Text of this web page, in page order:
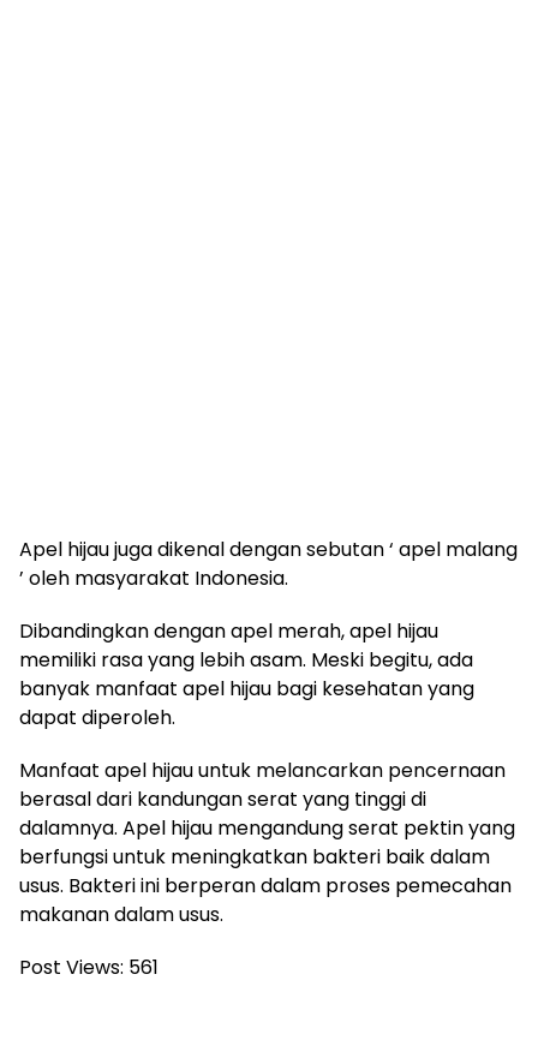
Apel hijau juga dikenal dengan sebutan ‘ apel malang
’ oleh masyarakat Indonesia.
Dibandingkan dengan apel merah, apel hijau
memiliki rasa yang lebih asam. Meski begitu, ada
banyak manfaat apel hijau bagi kesehatan yang
dapat diperoleh.
Manfaat apel hijau untuk melancarkan pencernaan
berasal dari kandungan serat yang tinggi di
dalamnya. Apel hijau mengandung serat pektin yang
berfungsi untuk meningkatkan bakteri baik dalam
usus. Bakteri ini berperan dalam proses pemecahan
makanan dalam usus.
Post Views: 561